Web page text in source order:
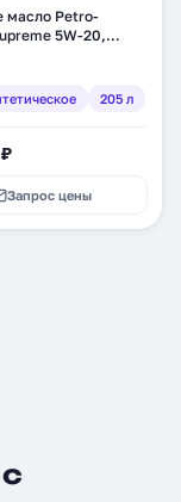
масло Petro-
5W-20,
205 л
Запрос цены